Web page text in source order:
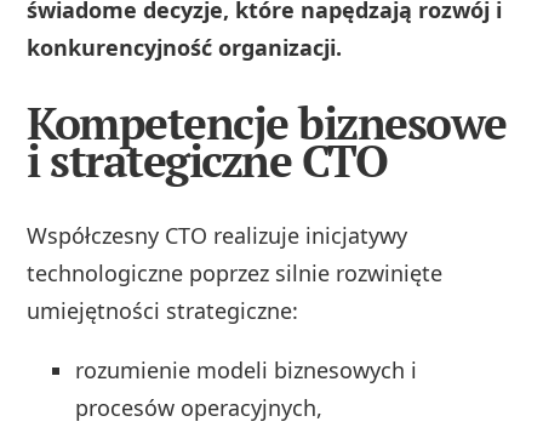
świadome decyzje, które napędzają rozwój i
konkurencyjność organizacji.
Kompetencje biznesowe
i strategiczne CTO
Współczesny CTO realizuje inicjatywy
technologiczne poprzez silnie rozwinięte
umiejętności strategiczne:
rozumienie modeli biznesowych i
procesów operacyjnych,